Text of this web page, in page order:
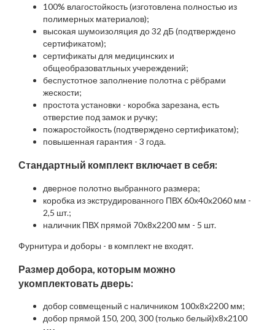
100% влагостойкость (изготовлена полностью из
полимерных материалов);
высокая шумоизоляция до 32 дБ (подтверждено
сертификатом);
сертификаты для медицинских и
общеобразоватльных учереждений;
беспустотное заполнение полотна с рёбрами
жескости;
простота установки - коробка зарезана, есть
отверстие под замок и ручку;
пожаростойкость (подтверждено сертификатом);
повышенная гарантия - 3 года.
Стандартный комплект включает в себя:
дверное полотно выбранного размера;
коробка из экструдированного ПВХ 60x40x2060 мм -
2,5 шт.;
наличник ПВХ прямой 70x8x2200 мм - 5 шт.
Фурнитура и доборы - в комплект не входят.
Размер добора, которым можно
укомплектовать дверь:
добор совмещеный с наличником 100х8х2200 мм;
добор прямой 150, 200, 300 (только белый)х8х2100